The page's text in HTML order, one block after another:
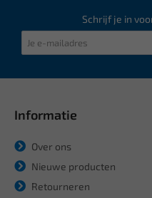
Schrijf je in
Informatie
Over ons
Nieuwe producten
Retourneren